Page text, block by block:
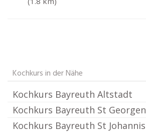
Kochkurs in der Nähe
Kochkurs Bayreuth Altstadt
Kochkurs Bayreuth St Georgen
Kochkurs Bayreuth St Johannis